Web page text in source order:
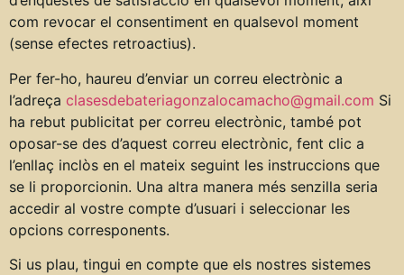
com revocar el consentiment en qualsevol moment
(sense efectes retroactius).
Per fer-ho, haureu d’enviar un correu electrònic a
l’adreça clasesdebateriagonzalocamacho@gmail.com Si
ha rebut publicitat per correu electrònic, també pot
oposar-se des d’aquest correu electrònic, fent clic a
l’enllaç inclòs en el mateix seguint les instruccions que
se li proporcionin. Una altra manera més senzilla seria
accedir al vostre compte d’usuari i seleccionar les
opcions corresponents.
Si us plau, tingui en compte que els nostres sistemes